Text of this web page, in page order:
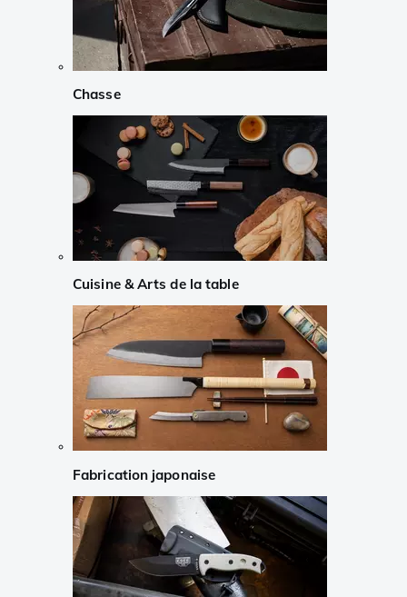
Chasse
Cuisine & Arts de la table
Fabrication japonaise